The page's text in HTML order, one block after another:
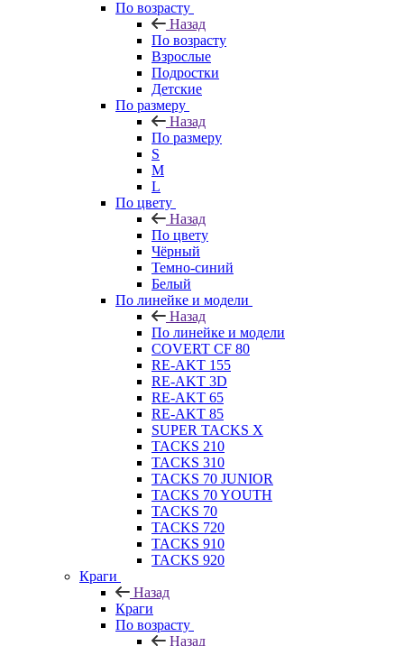
По возрасту
Назад
По возрасту
Взрослые
Подростки
Детские
По размеру
Назад
По размеру
S
M
L
По цвету
Назад
По цвету
Чёрный
Темно-синий
Белый
По линейке и модели
Назад
По линейке и модели
COVERT CF 80
RE-AKT 155
RE-AKT 3D
RE-AKT 65
RE-AKT 85
SUPER TACKS X
TACKS 210
TACKS 310
TACKS 70 JUNIOR
TACKS 70 YOUTH
TACKS 70
TACKS 720
TACKS 910
TACKS 920
Краги
Назад
Краги
По возрасту
Назад